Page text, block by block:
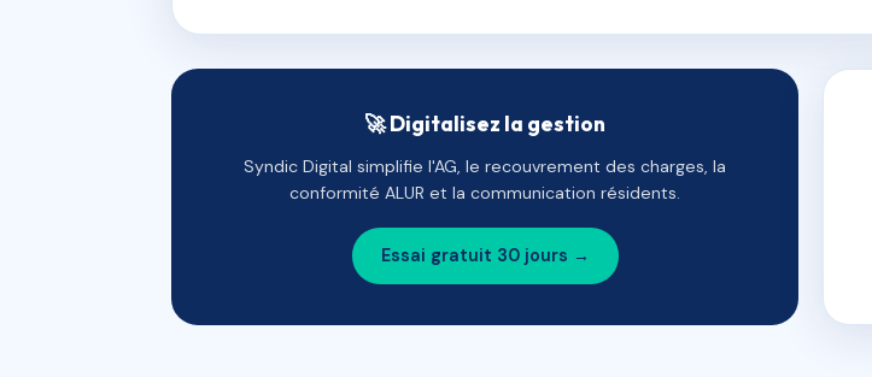
🚀 Digitalisez la gestion
Syndic Digital simplifie l'AG, le recouvrement des charges, la
conformité ALUR et la communication résidents.
Essai gratuit 30 jours →